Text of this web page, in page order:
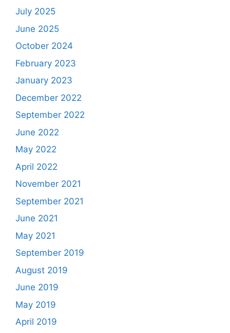
July 2025
June 2025
October 2024
February 2023
January 2023
December 2022
September 2022
June 2022
May 2022
April 2022
November 2021
September 2021
June 2021
May 2021
September 2019
August 2019
June 2019
May 2019
April 2019